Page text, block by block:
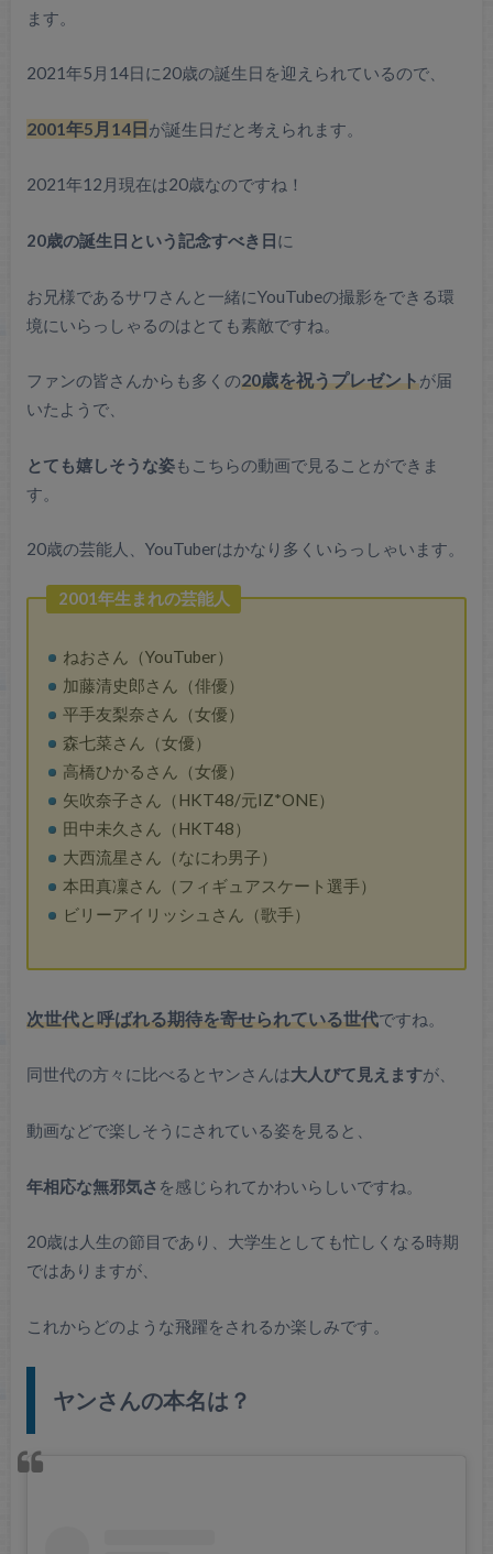
ます。
2021年5月14日に20歳の誕生日を迎えられているので、
2001年5月14日 が誕生日だと考えられます。
2021年12月現在は20歳なのですね！
20歳の誕生日という記念すべき日に
お兄様であるサワさんと一緒にYouTubeの撮影をできる環
境にいらっしゃるのはとても素敵ですね。
ファンの皆さんからも多くの20歳を祝うプレゼントが届
いたようで、
とても嬉しそうな姿もこちらの動画で見ることができま
す。
20歳の芸能人、YouTuberはかなり多くいらっしゃいます。
2001年生まれの芸能人
ねおさん（YouTuber）
加藤清史郎さん（俳優）
平手友梨奈さん（女優）
森七菜さん（女優）
高橋ひかるさん（女優）
矢吹奈子さん（HKT48/元IZ*ONE）
田中未久さん（HKT48）
大西流星さん（なにわ男子）
本田真凜さん（フィギュアスケート選手）
ビリーアイリッシュさん（歌手）
次世代と呼ばれる期待を寄せられている世代ですね。
同世代の方々に比べるとヤンさんは大人びて見えますが、
動画などで楽しそうにされている姿を見ると、
年相応な無邪気さ を感じられてかわいらしいですね。
20歳は人生の節目であり、大学生としても忙しくなる時期
ではありますが、
これからどのような飛躍をされるか楽しみです。
ヤンさんの本名は？